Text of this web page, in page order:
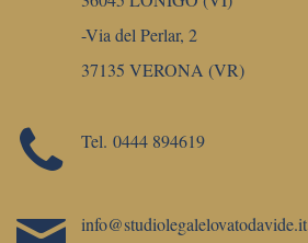
-Via del Perlar, 2
37135 VERONA (VR)
Tel. 0444 894619
info@studiolegalelovatodavide.it